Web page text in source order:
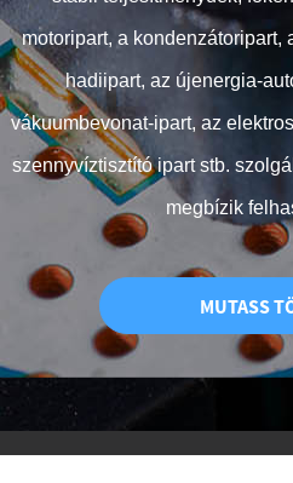
motoripart, a kondenzátoripart,
hadiipart, az újenergia-
vákuumbevonat-ipart, az
szennyvíztisztító ipart stb.
megbízik
MUTASS